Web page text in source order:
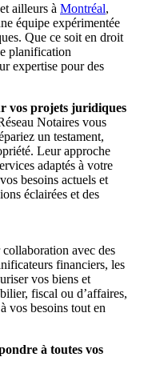
ailleurs à Montréal,
équipe expérimentée
Que ce soit en droit
planification
expertise pour des
vos projets juridiques
Notaires vous
un testament,
Leur approche
adaptés à votre
besoins actuels et
éclairées et des
avec des
financiers, les
vos biens et
fiscal ou d’affaires,
vos besoins tout en
à toutes vos